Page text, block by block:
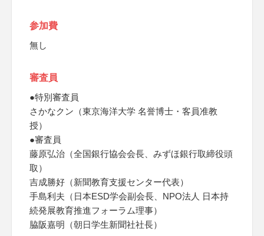
参加費
無し
審査員
●特別審査員
さかなクン（東京海洋大学 名誉博士・客員准教
授）
●審査員
藤原弘治（全国銀行協会会長、みずほ銀行取締役頭
取）
吉成勝好（新聞教育支援センター代表）
手島利夫（日本ESD学会副会長、NPO法人 日本持
続発展教育推進フォーラム理事）
脇阪嘉明（朝日学生新聞社社長）